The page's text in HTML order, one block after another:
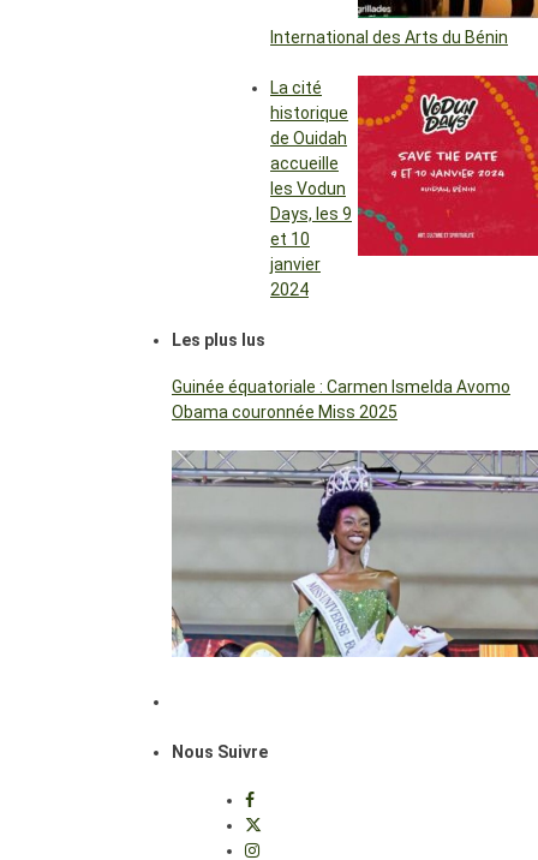
International des Arts du Bénin
La cité
historique
de Ouidah
accueille
les Vodun
Days, les 9
et 10
janvier
2024
Les plus lus
Guinée équatoriale : Carmen Ismelda Avomo
Obama couronnée Miss 2025
Nous Suivre